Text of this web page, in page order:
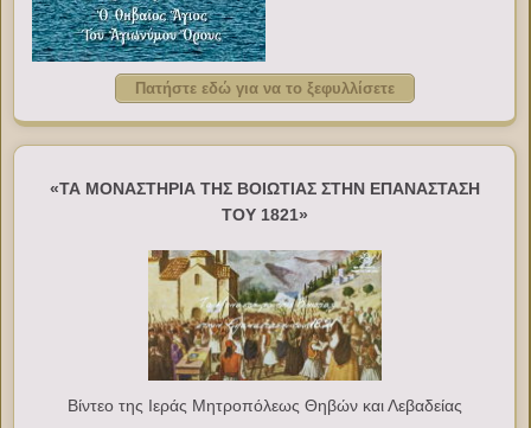
Πατήστε εδώ για να το ξεφυλλίσετε
«ΤΑ ΜΟΝΑΣΤΗΡΙΑ ΤΗΣ ΒΟΙΩΤΙΑΣ ΣΤΗΝ ΕΠΑΝΑΣΤΑΣΗ
ΤΟΥ 1821»
Βίντεο της Ιεράς Μητροπόλεως Θηβών και Λεβαδείας